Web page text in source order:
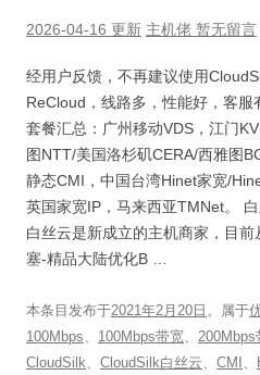
2026-04-16 更新 主机佬 暂无留言
经用户反馈，不再建议使用
ReCloud，线路多，性能好，客
套餐汇总：广州移动VDS，江门
图NTT/美国洛杉矶CERA/西雅图
静态CMI，中国台湾Hinet家宽/
英国家宽IP，马来西亚TMNet。
白丝云是新成立的主机商家，目
塞-精品大陆优化B …
本条目发布于2021年2月20日 。属于
100Mbps、 100Mbps带宽、 200Mbps
CloudSilk、 CloudSilk白丝云、 CMI 、